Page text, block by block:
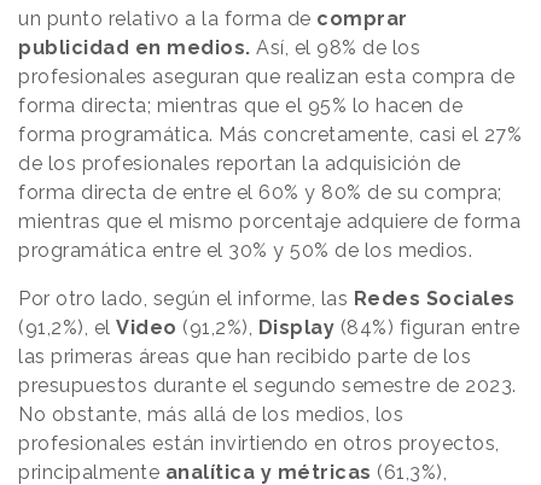
un punto relativo a la forma de comprar
publicidad en medios. Así, el 98% de los
profesionales aseguran que realizan esta compra de
forma directa; mientras que el 95% lo hacen de
forma programática. Más concretamente, casi el 27%
de los profesionales reportan la adquisición de
forma directa de entre el 60% y 80% de su compra;
mientras que el mismo porcentaje adquiere de forma
programática entre el 30% y 50% de los medios.
Por otro lado, según el informe, las Redes Sociales
(91,2%), el Video (91,2%), Display (84%) figuran entre
las primeras áreas que han recibido parte de los
presupuestos durante el segundo semestre de 2023.
No obstante, más allá de los medios, los
profesionales están invirtiendo en otros proyectos,
principalmente analítica y métricas (61,3%),